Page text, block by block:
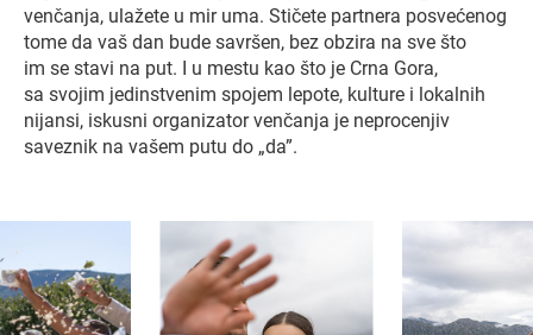
venčanja, ulažete u mir uma. Stičete partnera posvećenog
tome da vaš dan bude savršen, bez obzira na sve što
im se stavi na put. I u mestu kao što je Crna Gora,
sa svojim jedinstvenim spojem lepote, kulture i lokalnih
nijansi, iskusni organizator venčanja je neprocenjiv
saveznik na vašem putu do „da”.